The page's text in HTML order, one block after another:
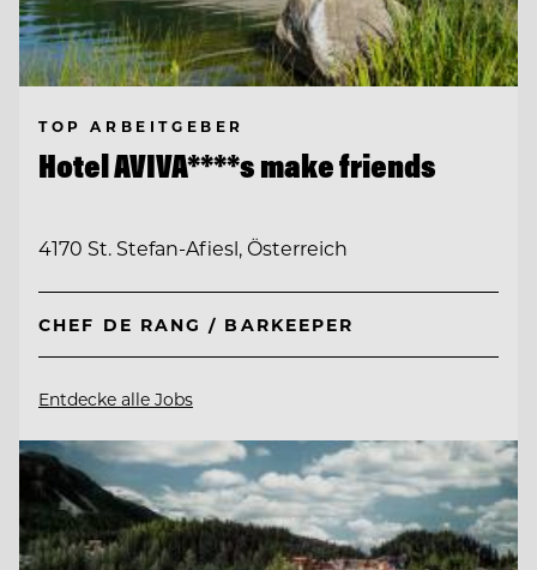
TOP ARBEITGEBER
Hotel AVIVA****s make friends
4170 St. Stefan-Afiesl, Österreich
CHEF DE RANG / BARKEEPER
Entdecke alle Jobs